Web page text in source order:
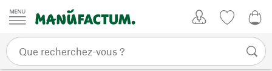
Passer au contenu